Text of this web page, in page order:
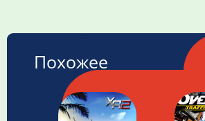
Похожее